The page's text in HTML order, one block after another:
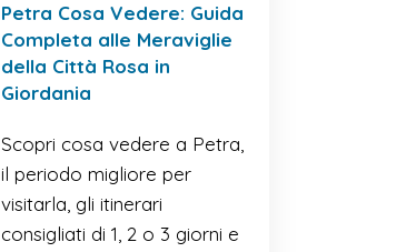
Petra Cosa Vedere: Guida
Completa alle Meraviglie
della Città Rosa in
Giordania
Scopri cosa vedere a Petra,
il periodo migliore per
visitarla, gli itinerari
consigliati di 1, 2 o 3 giorni e